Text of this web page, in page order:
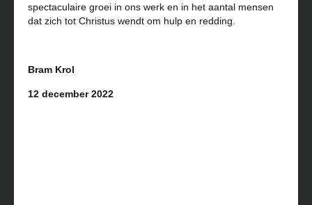
spectaculaire groei in ons werk en in het aantal mensen
dat zich tot Christus wendt om hulp en redding.
Bram Krol
12 december 2022